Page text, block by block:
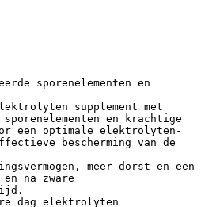
sporenelementen en
supplement met
sporenelementen en krachtige
een optimale elektrolyten-
bescherming van de
meer dorst en een
na zware
dag elektrolyten